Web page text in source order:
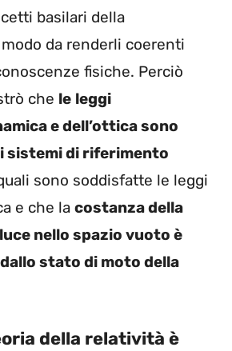
basilari della
da renderli coerenti
fisiche. Perciò
che le leggi
e dell’ottica sono
sistemi di riferimento
sono soddisfatte le leggi
e che la costanza della
nello spazio vuoto è
stato di moto della
della relatività è